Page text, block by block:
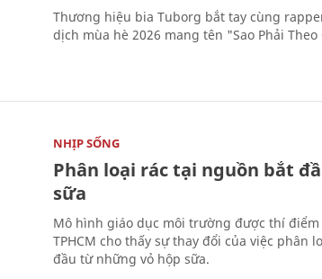
Thương hiệu bia Tuborg bắt tay cùng
dịch mùa hè 2026 mang tên "Sao Phải Theo
NHỊP SỐNG
Phân loại rác tại nguồn bắt
sữa
Mô hình giáo dục môi trường được thí
TPHCM cho thấy sự thay đổi của việc phân
đầu từ những vỏ hộp sữa.